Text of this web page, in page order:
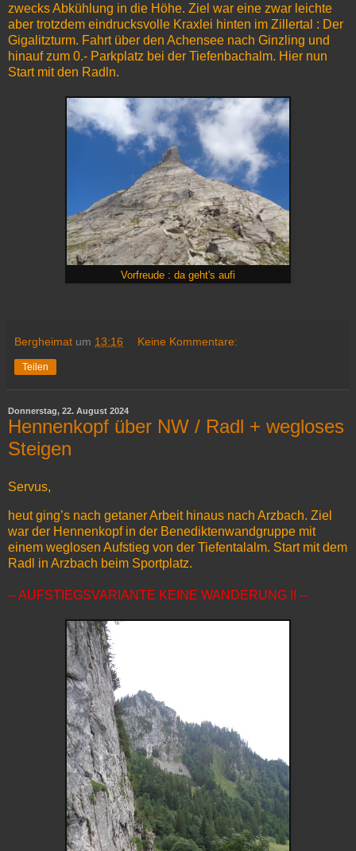
zwecks Abkühlung in die Höhe. Ziel war eine zwar leichte
aber trotzdem eindrucksvolle Kraxlei hinten im Zillertal : Der
Gigalitzturm. Fahrt über den Achensee nach Ginzling und
hinauf zum 0.- Parkplatz bei der Tiefenbachalm. Hier nun
Start mit den Radln.
Vorfreude : da geht's aufi
Bergheimat um 13:16 Keine Kommentare:
Teilen
Donnerstag, 22. August 2024
Hennenkopf über NW / Radl + wegloses
Steigen
Servus,
heut ging’s nach getaner Arbeit hinaus nach Arzbach. Ziel
war der Hennenkopf in der Benediktenwandgruppe mit
einem weglosen Aufstieg von der Tiefentalalm. Start mit dem
Radl in Arzbach beim Sportplatz.
-- AUFSTIEGSVARIANTE KEINE WANDERUNG !! --